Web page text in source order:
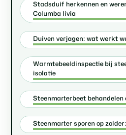
Stadsduif herkennen en
Columba livia
Duiven verjagen: wat werkt
Warmtebeeldinspectie bij
isolatie
Steenmarterbeet behandelen
Steenmarter sporen op